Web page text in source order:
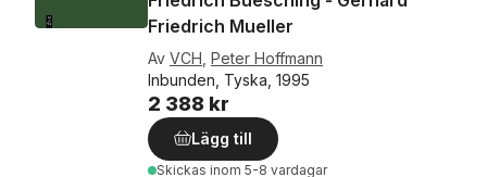
Friedrich Mueller
Av VCH Peter Hoffmann
Inbunden, Tyska, 1995
2 388 kr
Lägg till
Skickas inom 5-8 vardagar